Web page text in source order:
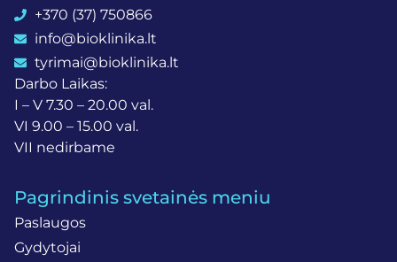
+370 (37) 750866
info@bioklinika.lt
tyrimai@bioklinika.lt
Darbo Laikas:
I – V 7.30 – 20.00 val.
VI 9.00 – 15.00 val.
VII nedirbame
Pagrindinis svetainės meniu
Paslaugos
Gydytojai